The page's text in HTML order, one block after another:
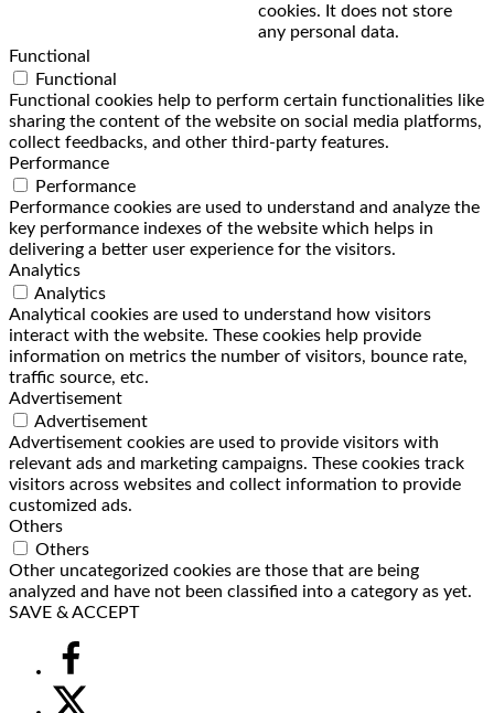
cookies. It does not store
any personal data.
Functional
Functional
Functional cookies help to perform certain functionalities like
sharing the content of the website on social media platforms,
collect feedbacks, and other third-party features.
Performance
Performance
Performance cookies are used to understand and analyze the
key performance indexes of the website which helps in
delivering a better user experience for the visitors.
Analytics
Analytics
Analytical cookies are used to understand how visitors
interact with the website. These cookies help provide
information on metrics the number of visitors, bounce rate,
traffic source, etc.
Advertisement
Advertisement
Advertisement cookies are used to provide visitors with
relevant ads and marketing campaigns. These cookies track
visitors across websites and collect information to provide
customized ads.
Others
Others
Other uncategorized cookies are those that are being
analyzed and have not been classified into a category as yet.
SAVE & ACCEPT